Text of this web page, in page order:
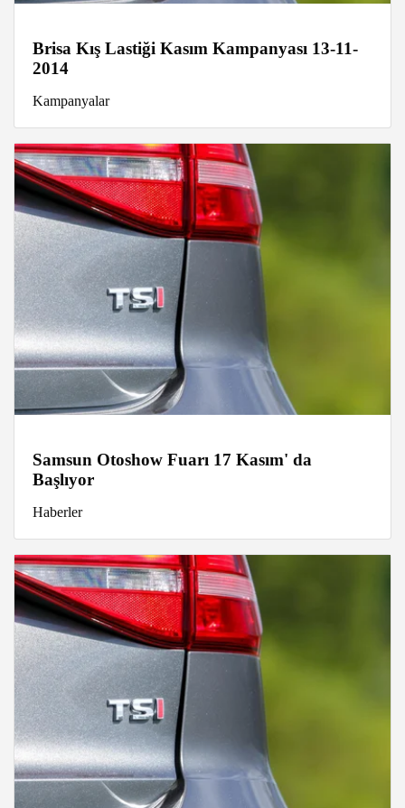
Brisa Kış Lastiği Kasım Kampanyası 13-11-
2014
Kampanyalar
Samsun Otoshow Fuarı 17 Kasım' da
Başlıyor
Haberler